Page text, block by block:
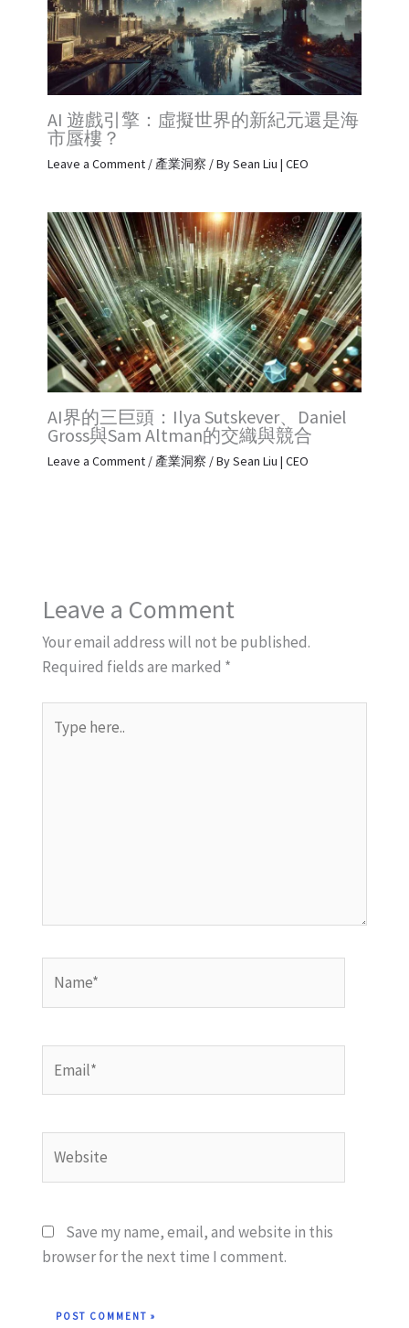
AI 遊戲引擎：虛擬世界的新紀元還是海
市蜃樓？
Leave a Comment / 產業洞察 / BySean Liu | CEO
AI界的三巨頭：Ilya Sutskever、Daniel
Gross與Sam Altman的交織與競合
Leave a Comment / 產業洞察 / BySean Liu | CEO
Leave a Comment
Your email address will not be published.
Required fields are marked *
here..
Save my name, email, and website in this
browser for the next time I comment.